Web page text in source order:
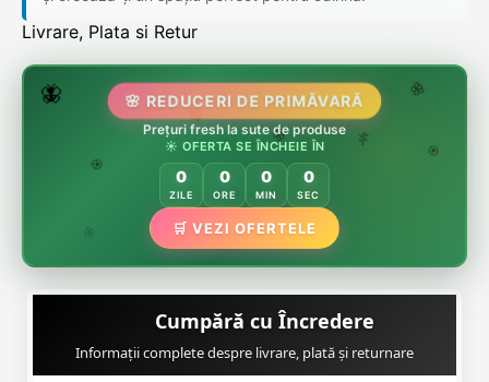
Livrare, Plata si Retur
🌸
🌸
🏵️
🌷
🦋 🌸 REDUCERI DE PRIMĂVARĂ
Prețuri fresh la sute de produse
☀️ OFERTA SE ÎNCHEIE ÎN
0
ZILE
0
ORE
0
MIN
0
SEC
🛒 VEZI OFERTELE
Cumpără cu Încredere
Informații complete despre livrare, plată și returnare